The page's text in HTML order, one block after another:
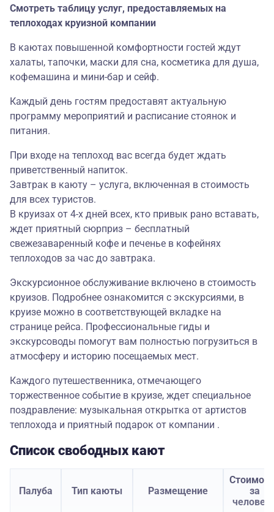
Смотреть таблицу услуг, предоставляемых на
теплоходах круизной компании
В каютах повышенной комфортности гостей ждут
халаты, тапочки, маски для сна, косметика для душа,
кофемашина и мини-бар и сейф.
Каждый день гостям предоставят актуальную
программу мероприятий и расписание стоянок и
питания.
При входе на теплоход вас всегда будет ждать
приветственный напиток.
Завтрак в каюту – услуга, включенная в стоимость
для всех туристов.
В круизах от 4-х дней всех, кто привык рано вставать,
ждет приятный сюрприз – бесплатный
свежезаваренный кофе и печенье в кофейнях
теплоходов за час до завтрака.
Экскурсионное обслуживание включено в стоимость
круизов. Подробнее ознакомится с экскурсиями, в
круизе можно в соответствующей вкладке на
странице рейса. Профессиональные гиды и
экскурсоводы помогут вам полностью погрузиться в
атмосферу и историю посещаемых мест.
Каждого путешественника, отмечающего
торжественное событие в круизе, ждет специальное
поздравление: музыкальная открытка от артистов
теплохода и приятный подарок от компании .
Список свободных кают
Палуба Тип каюты Размещение
за